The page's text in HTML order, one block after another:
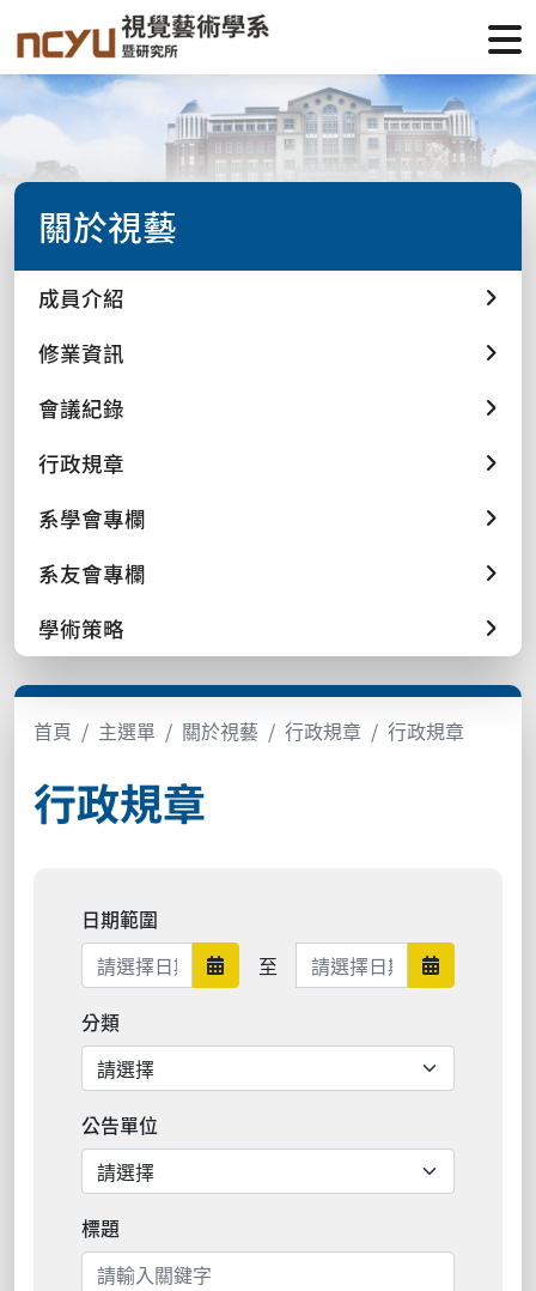
關於視藝
成員介紹
修業資訊
會議紀錄
行政規章
系學會專欄
系友會專欄
學術策略
首頁 主選單 關於視藝 行政規章 行政規章
行政規章
日期範圍
日期範圍開始
至 日期範圍結束 日期範圍
分類
公告單位
標題